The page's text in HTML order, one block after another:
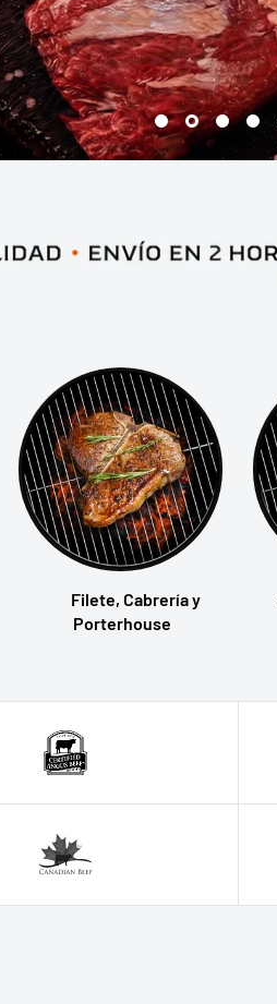
Filete, Cabrería y
Porterhouse